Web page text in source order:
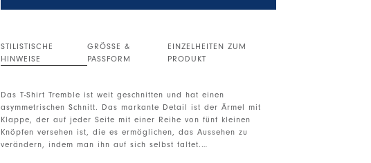
STILISTISCHE
HINWEISE
GRÖSSE &
PASSFORM
EINZELHEITEN ZUM
PRODUKT
Das T-Shirt Tremble ist weit geschnitten und hat einen
asymmetrischen Schnitt. Das markante Detail ist der Ärmel mit
Klappe, der auf jeder Seite mit einer Reihe von fünf kleinen
Knöpfen versehen ist, die es ermöglichen, das Aussehen zu
verändern, indem man ihn auf sich selbst faltet.